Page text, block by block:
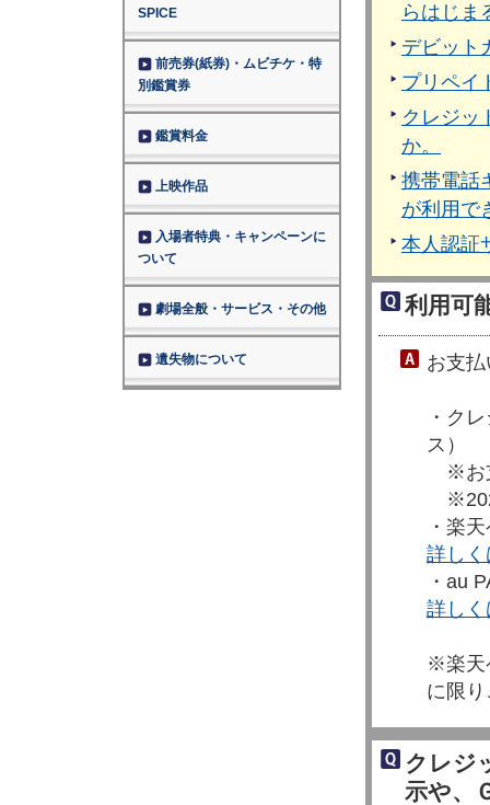
らはじま
デビット
プリペイ
クレジッ
か。
携帯電話
が利用で
本人認証
利用可
お支
・ク
ス）
※お
・楽
詳し
・au
詳し
※楽天
に限
クレジ
示や、
SPICE
前売券(紙券)・ムビチケ・特
別鑑賞券
鑑賞料金
上映作品
入場者特典・キャンペーンに
ついて
劇場全般・サービス・その他
遺失物について